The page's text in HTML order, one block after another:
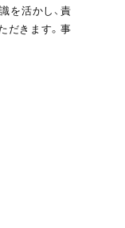
を活かし、責
だきます。事